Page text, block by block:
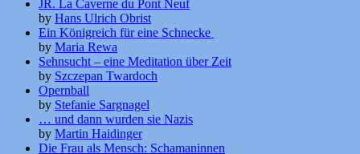
JR. La Caverne du Pont Neuf
by Hans Ulrich Obrist
Ein Königreich für eine Schnecke
by Maria Rewa
Sehnsucht – eine Meditation über Zeit
by Szczepan Twardoch
Opernball
by Stefanie Sargnagel
… und dann wurden sie Nazis
by Martin Haidinger
Die Frau als Mensch: Schamaninnen